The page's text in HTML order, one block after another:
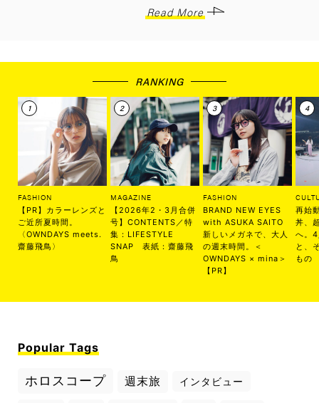
Read More
RANKING
FASHION
【PR】カラーレンズと
ご近所夏時間。
〈OWNDAYS meets.
齋藤飛鳥〉
MAGAZINE
【2026年2・3月合併
号】CONTENTS／特
集：LIFESTYLE
SNAP 表紙：齋藤飛
鳥
FASHION
BRAND NEW EYES
with ASUKA SAITO
新しいメガネで、大人
の週末時間。＜
OWNDAYS × mina＞
【PR】
再始
丼、
へ。
と、
もの
Popular Tags
ホロスコープ 週末旅 インタビュー